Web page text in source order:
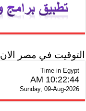
التوقيت في مصر الان
Time in Egypt
10:22:45 AM
Sunday, 09-Aug-2026